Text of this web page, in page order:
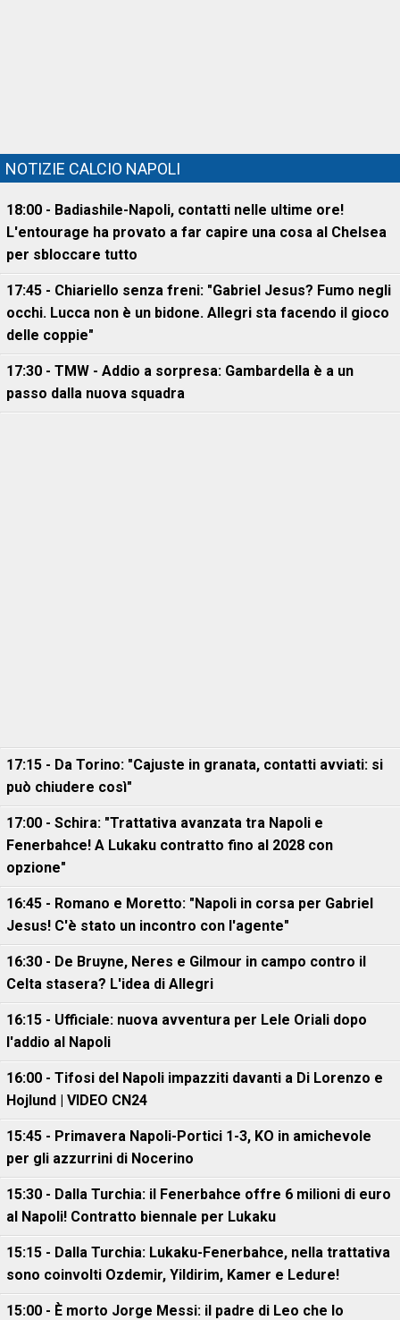
NOTIZIE CALCIO NAPOLI
18:00 - Badiashile-Napoli, contatti nelle ultime ore!
L'entourage ha provato a far capire una cosa al Chelsea
per sbloccare tutto
17:45 - Chiariello senza freni: "Gabriel Jesus? Fumo negli
occhi. Lucca non è un bidone. Allegri sta facendo il gioco
delle coppie"
17:30 - TMW - Addio a sorpresa: Gambardella è a un
passo dalla nuova squadra
17:15 - Da Torino: "Cajuste in granata, contatti avviati: si
può chiudere così"
17:00 - Schira: "Trattativa avanzata tra Napoli e
Fenerbahce! A Lukaku contratto fino al 2028 con
opzione"
16:45 - Romano e Moretto: "Napoli in corsa per Gabriel
Jesus! C'è stato un incontro con l'agente"
16:30 - De Bruyne, Neres e Gilmour in campo contro il
Celta stasera? L'idea di Allegri
16:15 - Ufficiale: nuova avventura per Lele Oriali dopo
l'addio al Napoli
16:00 - Tifosi del Napoli impazziti davanti a Di Lorenzo e
Hojlund | VIDEO CN24
15:45 - Primavera Napoli-Portici 1-3, KO in amichevole
per gli azzurrini di Nocerino
15:30 - Dalla Turchia: il Fenerbahce offre 6 milioni di euro
al Napoli! Contratto biennale per Lukaku
15:15 - Dalla Turchia: Lukaku-Fenerbahce, nella trattativa
sono coinvolti Ozdemir, Yildirim, Kamer e Ledure!
15:00 - È morto Jorge Messi: il padre di Leo che lo